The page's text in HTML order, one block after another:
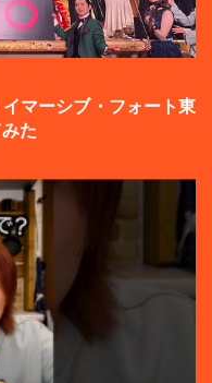
マーシブ・フォート東
た